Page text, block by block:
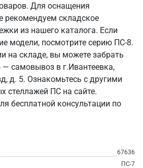
Для оснащения
рекомендуем складское
из нашего каталога. Если
модели, посмотрите серию ПС-8.
на складе, вы можете забрать
— самовывоз в г.Ивантеевка,
д. 5. Ознакомьтесь с другими
стеллажей ПС на сайте.
бесплатной консультации по
67636
ПС-7